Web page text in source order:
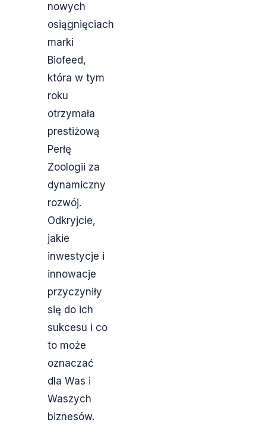
nowych
osiągnięciach
marki
Biofeed,
która w tym
roku
otrzymała
prestiżową
Perłę
Zoologii za
dynamiczny
rozwój.
Odkryjcie,
jakie
inwestycje i
innowacje
przyczyniły
się do ich
sukcesu i co
to może
oznaczać
dla Was i
Waszych
biznesów.